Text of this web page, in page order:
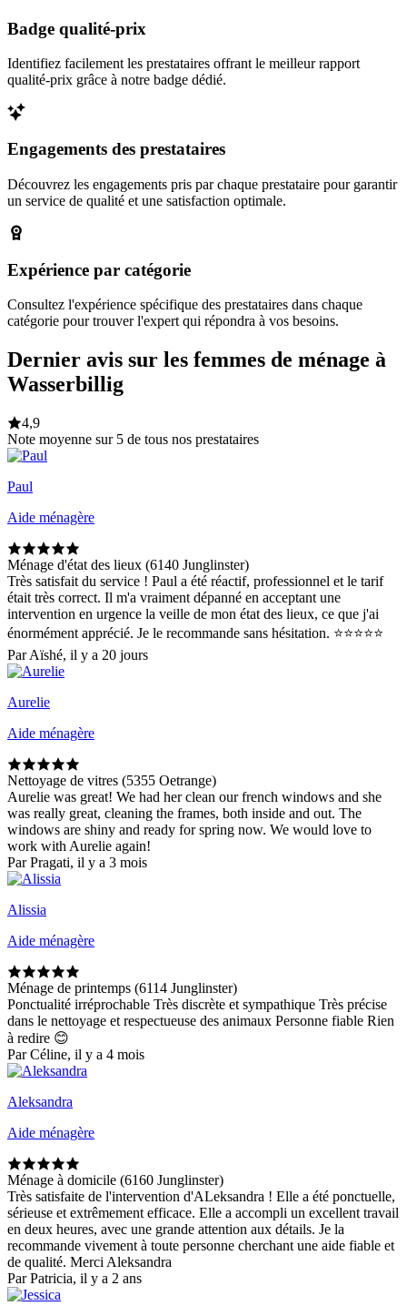
Badge qualité-prix
Identifiez facilement les prestataires offrant le meilleur rapport
qualité-prix grâce à notre badge dédié.
Engagements des prestataires
Découvrez les engagements pris par chaque prestataire pour garantir
un service de qualité et une satisfaction optimale.
Expérience par catégorie
Consultez l'expérience spécifique des prestataires dans chaque
catégorie pour trouver l'expert qui répondra à vos besoins.
Dernier avis sur les femmes de ménage à
Wasserbillig
4,9
Note moyenne sur 5 de tous nos prestataires
Paul
Aide ménagère
Ménage d'état des lieux (6140 Junglinster)
Très satisfait du service ! Paul a été réactif, professionnel et le tarif
était très correct. Il m'a vraiment dépanné en acceptant une
intervention en urgence la veille de mon état des lieux, ce que j'ai
énormément apprécié. Je le recommande sans hésitation. ⭐⭐⭐⭐⭐
Par Aïshé, il y a 20 jours
Aurelie
Aide ménagère
Nettoyage de vitres (5355 Oetrange)
Aurelie was great! We had her clean our french windows and she
was really great, cleaning the frames, both inside and out. The
windows are shiny and ready for spring now. We would love to
work with Aurelie again!
Par Pragati, il y a 3 mois
Alissia
Aide ménagère
Ménage de printemps (6114 Junglinster)
Ponctualité irréprochable Très discrète et sympathique Très précise
dans le nettoyage et respectueuse des animaux Personne fiable Rien
à redire 😊
Par Céline, il y a 4 mois
Aleksandra
Aide ménagère
Ménage à domicile (6160 Junglinster)
Très satisfaite de l'intervention d'ALeksandra ! Elle a été ponctuelle,
sérieuse et extrêmement efficace. Elle a accompli un excellent travail
en deux heures, avec une grande attention aux détails. Je la
recommande vivement à toute personne cherchant une aide fiable et
de qualité. Merci Aleksandra
Par Patricia, il y a 2 ans